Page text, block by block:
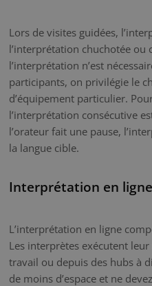
Lors de visites guidées,
l’interprétation chuchotée ou
l’interprétation n’est
participants, on privilégie le
d’équipement particulier.
l’interprétation consécutive
l’orateur fait une pause,
la langue cible.
Interprétation en ligne
L’interprétation en ligne
Les interprètes exécutent
travail ou depuis des hubs à
de moins d’espace et ne